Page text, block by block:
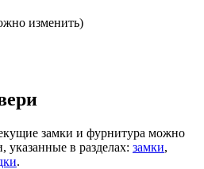
изменить)
замки и фурнитура можно
указанные в разделах: замки,
.